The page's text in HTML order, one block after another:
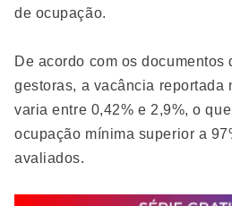
de ocupação.
De acordo com os
gestoras, a vacância reportada
varia entre 0,42% e 2,9%, o
ocupação mínima superior a
avaliados.